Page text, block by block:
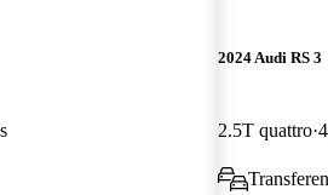
2024 Audi RS 3
2.5T quattro